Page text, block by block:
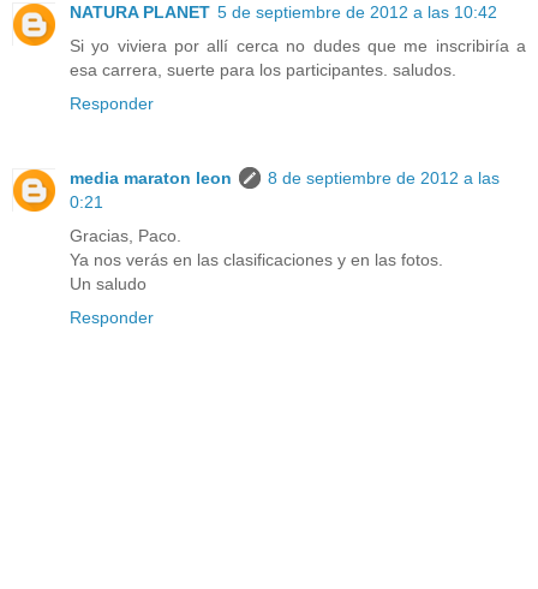
NATURA PLANET 5 de septiembre de 2012 a las 10:42
Si yo viviera por allí cerca no dudes que me inscribiría a
esa carrera, suerte para los participantes. saludos.
Responder
media maraton leon
8 de septiembre de 2012 a las
0:21
Gracias, Paco.
Ya nos verás en las clasificaciones y en las fotos.
Un saludo
Responder